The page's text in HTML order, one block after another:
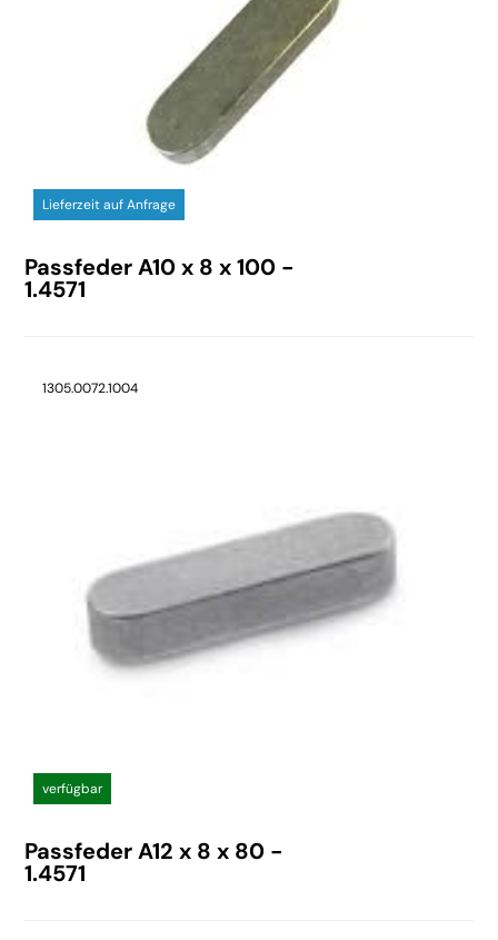
Lieferzeit auf Anfrage
Passfeder A10 x 8 x 100 -
1.4571
1305.0072.1004
verfügbar
Passfeder A12 x 8 x 80 -
1.4571